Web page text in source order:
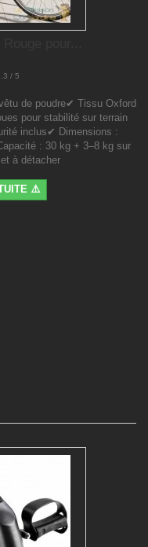
/ 5
de poudre✔ Tissu Oxford
pour stabilité sur terrain
inclus✔ Dimensions :
: 30 kg + 3–8 kg sur
à détacher
⚠️